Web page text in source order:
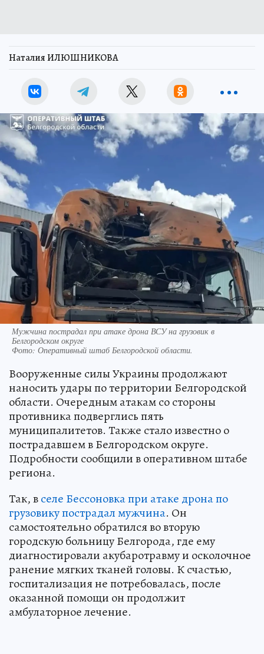
Наталия ИЛЮШНИКОВА
Мужчина пострадал при атаке дрона ВСУ на грузовик в
Белгородском округе
Фото: Оперативный штаб Белгородской области.
Вооруженные силы Украины продолжают
наносить удары по территории Белгородской
области. Очередным атакам со стороны
противника подверглись пять
муниципалитетов. Также стало известно о
пострадавшем в Белгородском округе.
Подробности сообщили в оперативном штабе
региона.
Так, вселе Бессоновка при атаке дрона по
грузовику пострадал мужчина. Он
самостоятельно обратился во вторую
городскую больницу Белгорода, где ему
диагностировали акубаротравму и осколочное
ранение мягких тканей головы. К счастью,
госпитализация не потребовалась, после
оказанной помощи он продолжит
амбулаторное лечение.